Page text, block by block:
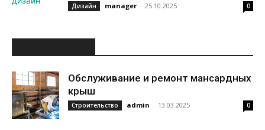
Дизайн manager - 25.10.2025 0
Обслуживание и ремонт мансардных
крыш
Строительство admin - 13.03.2025 0